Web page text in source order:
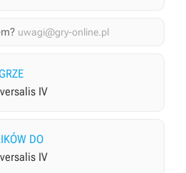
uwagi@gry-online.pl
IV
DO
IV